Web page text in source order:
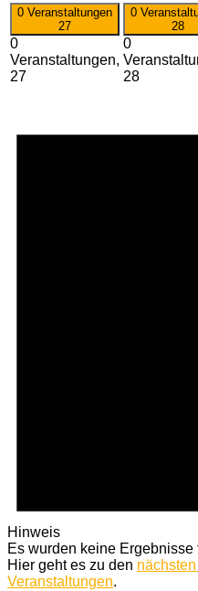
0 Veranstaltungen
27
0
Veranstaltungen,
27
0
28
0
28
Hinweis
Es wurden keine
Hier geht es zu den
Veranstaltungen.